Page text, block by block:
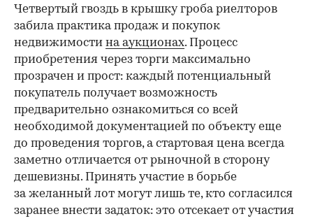
Четвертый гвоздь в крышку гроба риелторов
забила практика продаж и покупок
недвижимости на аукционах. Процесс
приобретения через торги максимально
прозрачен и прост: каждый потенциальный
покупатель получает возможность
предварительно ознакомиться со всей
необходимой документацией по объекту еще
до проведения торгов, а стартовая цена всегда
заметно отличается от рыночной в сторону
дешевизны. Принять участие в борьбе
за желанный лот могут лишь те, кто согласился
заранее внести задаток: это отсекает от участия